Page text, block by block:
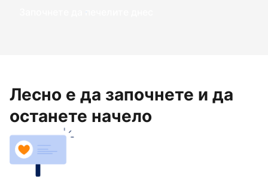
Започнете да печелите днес
Лесно е да започнете и да
останете начело